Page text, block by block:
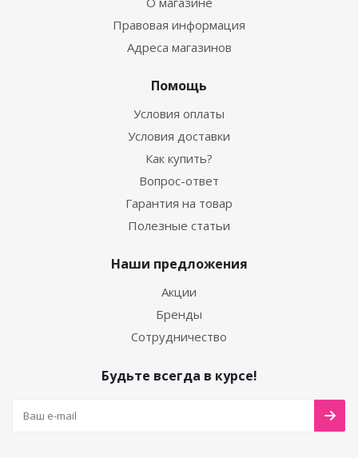
Правовая информация
Адреса магазинов
Помощь
Условия оплаты
Условия доставки
Как купить?
Вопрос-ответ
Гарантия на товар
Полезные статьи
Наши предложения
Акции
Бренды
Сотрудничество
Будьте всегда в курсе!